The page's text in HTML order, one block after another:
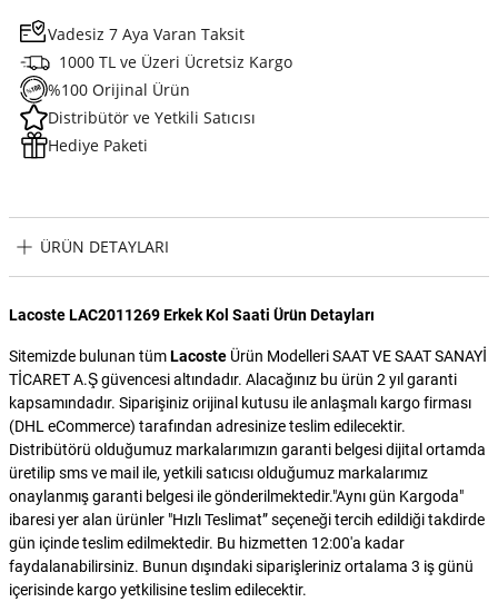
Vadesiz 7 Aya Varan Taksit
1000 TL ve Üzeri Ücretsiz Kargo
%100 Orijinal Ürün
Distribütör ve Yetkili Satıcısı
Hediye Paketi
ÜRÜN DETAYLARI
Lacoste LAC2011269 Erkek Kol Saati Ürün Detayları
Sitemizde bulunan tümLacoste Ürün Modelleri SAAT VE SAAT SANAYİ
TİCARET A.Ş güvencesi altındadır. Alacağınız bu ürün 2 yıl garanti
kapsamındadır. Siparişiniz orijinal kutusu ile anlaşmalı kargo firması
(DHL eCommerce) tarafından adresinize teslim edilecektir.
Distribütörü olduğumuz markalarımızın garanti belgesi dijital ortamda
üretilip sms ve mail ile, yetkili satıcısı olduğumuz markalarımız
onaylanmış garanti belgesi ile gönderilmektedir."Aynı gün Kargoda"
ibaresi yer alan ürünler "Hızlı Teslimat” seçeneği tercih edildiği takdirde
gün içinde teslim edilmektedir. Bu hizmetten 12:00'a kadar
faydalanabilirsiniz. Bunun dışındaki siparişleriniz ortalama 3 iş günü
içerisinde kargo yetkilisine teslim edilecektir.